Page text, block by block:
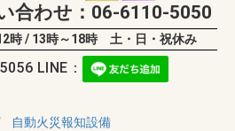
合わせ：06-6110-5050
時 / 13時～18時 土・日・祝休み
LINE：
自動火災報知設備